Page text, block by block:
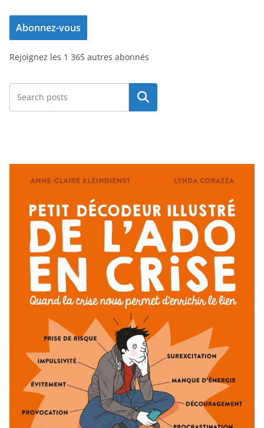
e
s
e
-
Abonnez-vous
Rejoignez les 1 365 autres abonnés
Rechercher